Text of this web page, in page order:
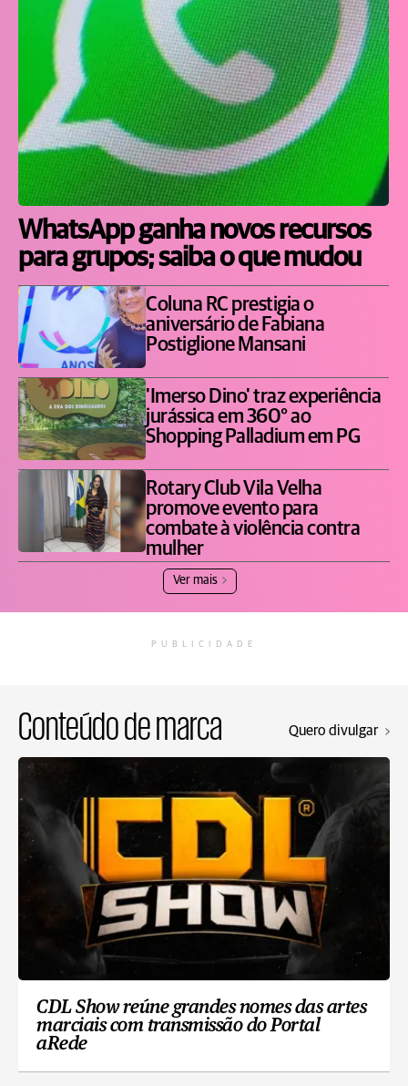
WhatsApp ganha novos recursos
para grupos; saiba o que mudou
Coluna RC prestigia o
aniversário de Fabiana
Postiglione Mansani
'Imerso Dino' traz experiência
jurássica em 360° ao
Shopping Palladium em PG
Rotary Club Vila Velha
promove evento para
combate à violência contra
mulher
Ver mais
PUBLICIDADE
Conteúdo de marca Quero divulgar
CDL Show reúne grandes nomes das artes
marciais com transmissão do Portal
aRede